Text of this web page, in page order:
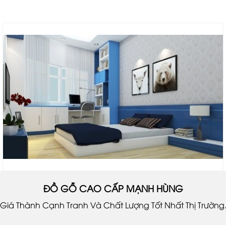
ĐỒ GỖ CAO CẤP MẠNH HÙNG
Giá Thành Cạnh Tranh Và Chất Lượng Tốt Nhất Thị Trường.